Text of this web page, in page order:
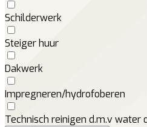
Schilderwerk
Steiger huur
Dakwerk
Impregneren/hydrofoberen
Technisch reinigen d.m.v water